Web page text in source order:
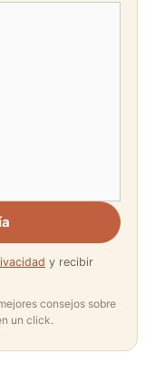
y recibir
consejos sobre
un click.